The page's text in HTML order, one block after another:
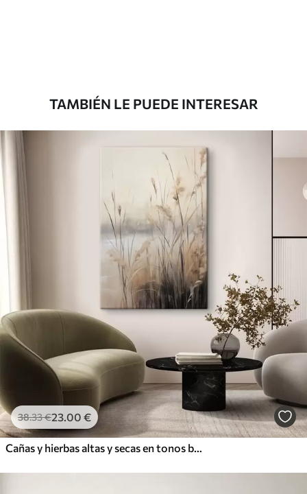
TAMBIÉN LE PUEDE INTERESAR
38.33€23.00 €
Cañas y hierbas altas y secas en tonos beige y marrón apagados